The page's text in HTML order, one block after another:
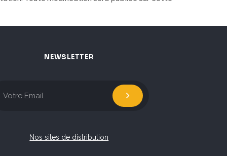
NEWSLETTER
Nos sites de distribution